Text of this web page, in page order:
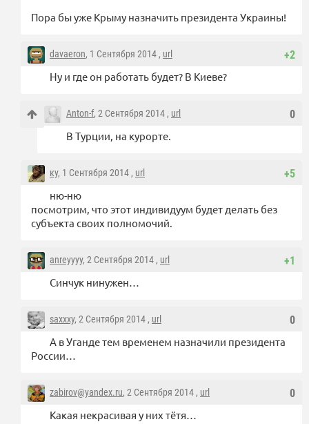
Пора бы уже Крыму назначить президента Украины!
+2
davaeron, 1 Сентября 2014 , url
Ну и где он работать будет? В Киеве?
0
Anton-f, 2 Сентября 2014 , url
В Турции, на курорте.
+5
ку, 1 Сентября 2014 , url
ню-ню
посмотрим, что этот индивидуум будет делать без
субъекта своих полномочий.
+1
anreyyyy, 2 Сентября 2014 , url
Синчук нинужен…
0
saxxxy, 2 Сентября 2014 , url
А в Уганде тем временем назначили президента
России…
0
zabirov@yandex.ru, 2 Сентября 2014 , url
Какая некрасивая у них тётя…